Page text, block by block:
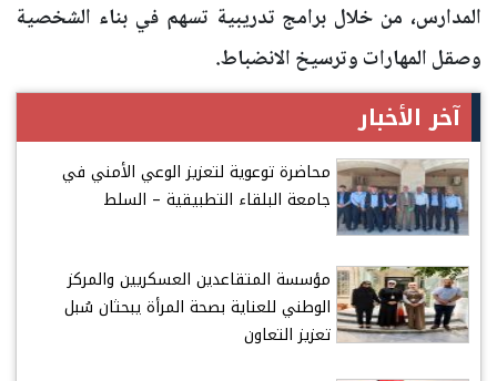
المدارس، من خلال برامج تدريبية تسهم في بناء الشخصية
وصقل المهارات وترسيخ الانضباط.
آخر الأخبار
محاضرة توعوية لتعزيز الوعي الأمني في
جامعة البلقاء التطبيقية – السلط
مؤسسة المتقاعدين العسكريين والمركز
الوطني للعناية بصحة المرأة يبحثان سُبل
تعزيز التعاون